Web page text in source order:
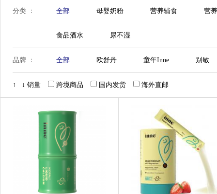
分类 ： 全部 母婴奶粉 营养辅食 营
食品酒水 尿不湿
品牌 ： 全部 欧舒丹 童年Inne 别敏
↑ ↓ 销量 跨境商品 国内发货 海外直邮